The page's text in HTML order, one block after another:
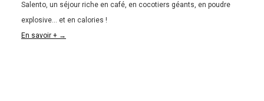
23.02.2016
Salento, un séjour riche en café, en cocotiers géants, en poudre
explosive... et en calories !
En savoir + →